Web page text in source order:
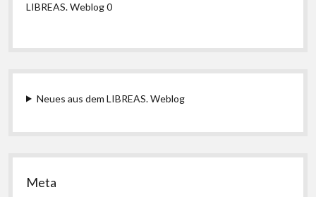
LIBREAS. Weblog0
Neues aus dem LIBREAS. Weblog
Meta